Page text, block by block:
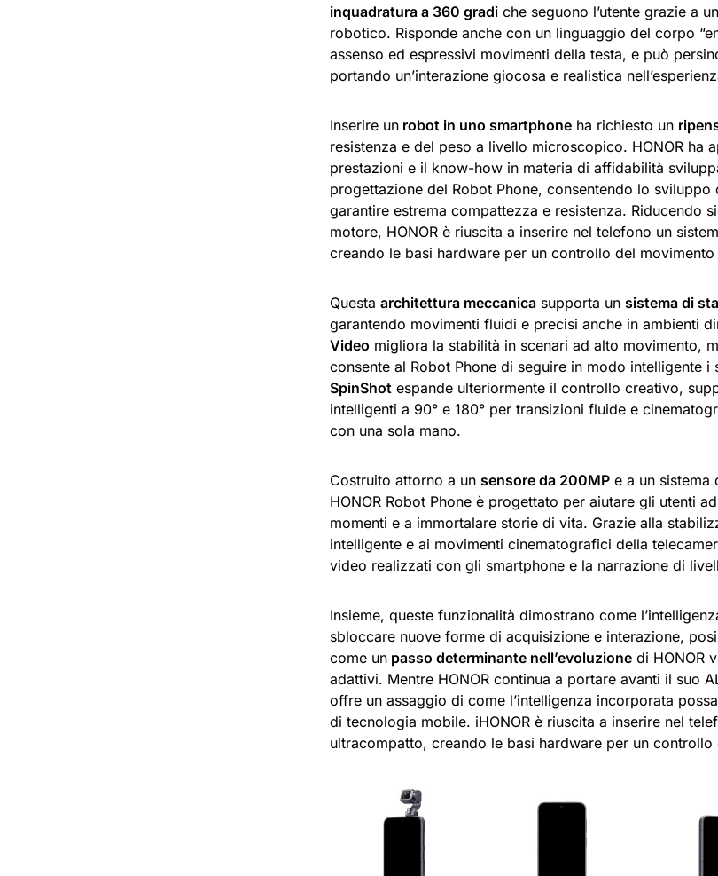
inquadratura a 360 gradi che seguono l’utente grazie a
robotico. Risponde anche con un linguaggio del corpo
assenso ed espressivi movimenti della testa, e può
portando un’interazione giocosa e realistica
Inserire un robot in uno smartphone ha richiesto un
resistenza e del peso a livello microscopico. HONOR ha
prestazioni e il know-how in materia di affidabilità
progettazione del Robot Phone, consentendo lo
garantire estrema compattezza e resistenza. Riducendo
motore, HONOR è riuscita a inserire nel telefono un
creando le basi hardware per un controllo del
Questa architettura meccanica supporta un sistema di
garantendo movimenti fluidi e precisi anche in ambienti
Video migliora la stabilità in scenari ad alto movimento,
consente al Robot Phone di seguire in modo intelligente i
SpinShot espande ulteriormente il controllo creativo,
intelligenti a 90° e 180° per transizioni fluide e
con una sola mano.
Costruito attorno a un sensore da 200MP e a un sistema
HONOR Robot Phone è progettato per aiutare gli utenti
momenti e a immortalare storie di vita. Grazie alla
intelligente e ai movimenti cinematografici della
video realizzati con gli smartphone e la narrazione di
Insieme, queste funzionalità dimostrano come
sbloccare nuove forme di acquisizione e interazione,
come un passo determinante nell’evoluzione di HONOR
adattivi. Mentre HONOR continua a portare avanti il suo
offre un assaggio di come l’intelligenza incorporata
di tecnologia mobile. iHONOR è riuscita a inserire nel
ultracompatto, creando le basi hardware per un